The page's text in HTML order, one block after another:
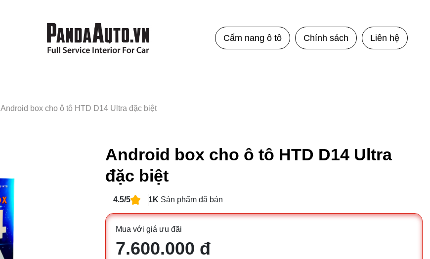
Cẩm nang ô tô Chính sách Liên hệ
Android box cho ô tô HTD D14 Ultra đặc biệt
Android box cho ô tô HTD D14 Ultra
đặc biệt
4.5/5 1K Sản phẩm đã bán
Mua với giá ưu đãi
7.600.000 đ